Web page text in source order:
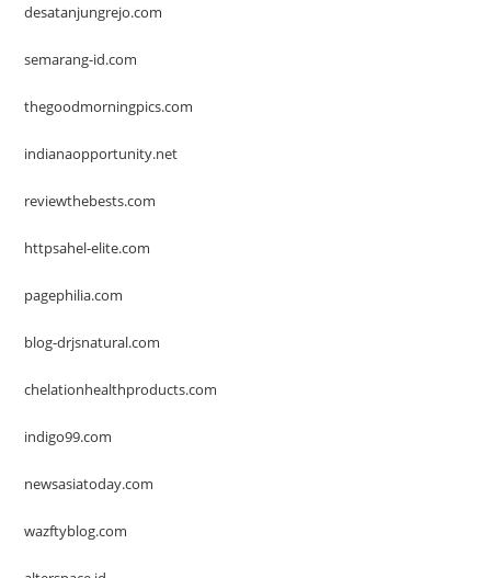
desatanjungrejo.com
semarang-id.com
thegoodmorningpics.com
indianaopportunity.net
reviewthebests.com
httpsahel-elite.com
pagephilia.com
blog-drjsnatural.com
chelationhealthproducts.com
indigo99.com
newsasiatoday.com
wazftyblog.com